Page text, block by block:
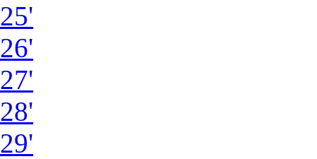
25'
26'
27'
28'
29'